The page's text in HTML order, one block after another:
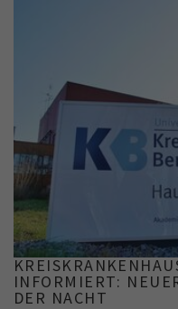
NFORMIERT: NEUER
ER NACHT